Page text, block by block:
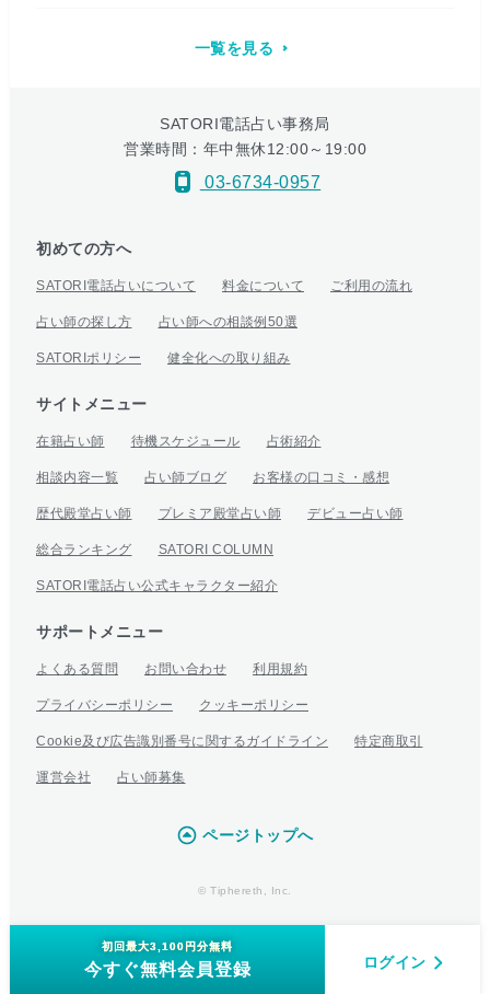
一覧を見る
SATORI電話占い事務局
営業時間：年中無休12:00～19:00
03-6734-0957
初めての方へ
SATORI電話占いについて 料金について ご利用の流れ
占い師の探し方 占い師への相談例50選
SATORIポリシー 健全化への取り組み
サイトメニュー
在籍占い師 待機スケジュール 占術紹介
相談内容一覧 占い師ブログ お客様の口コミ・感想
歴代殿堂占い師 プレミア殿堂占い師 デビュー占い師
総合ランキング SATORI COLUMN
SATORI電話占い公式キャラクター紹介
サポートメニュー
よくある質問 お問い合わせ 利用規約
プライバシーポリシー クッキーポリシー
Cookie及び広告識別番号に関するガイドライン 特定商取引
運営会社 占い師募集
ページトップへ
© Tiphereth, Inc.
初回最大3,100円分無料
今すぐ無料会員登録 ログイン